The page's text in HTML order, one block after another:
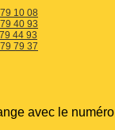
10 08
40 93
44 93
79 37
avec le numéro